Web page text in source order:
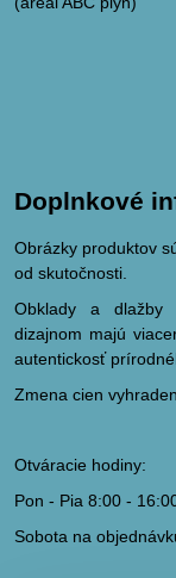
Doplnkové
Obrázky produktov
od skutočnosti.
Obklady a dlažby
dizajnom majú
autentickosť
Zmena cien
Otváracie hodiny:
Pon - Pia 8:00 -
Sobota na